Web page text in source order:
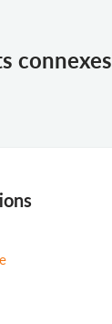
connexes